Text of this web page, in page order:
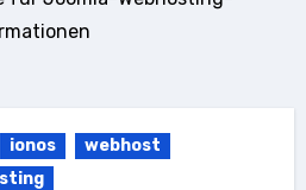
ionos
webhost